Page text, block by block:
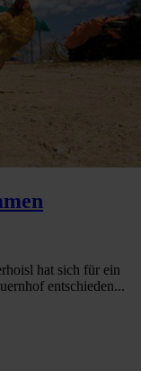
hat sich für ein
entschieden...